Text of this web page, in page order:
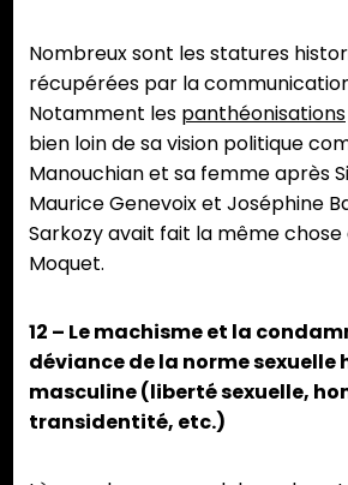
Nombreux sont les statures
récupérées par la
Notamment les panthéonisations
bien loin de sa vision politique
Manouchian et sa femme après
Maurice Genevoix et Joséphine
Sarkozy avait fait la même chose
Moquet.
12 – Le machisme et la
déviance de la norme sexuelle
masculine (liberté sexuelle,
transidentité, etc.)